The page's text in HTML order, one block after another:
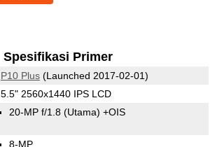
Spesifikasi Primer
P10 Plus(Launched 2017-02-01)
5.5" 2560x1440 IPS LCD
20-MP f/1.8 (Utama) +OIS
8-MP